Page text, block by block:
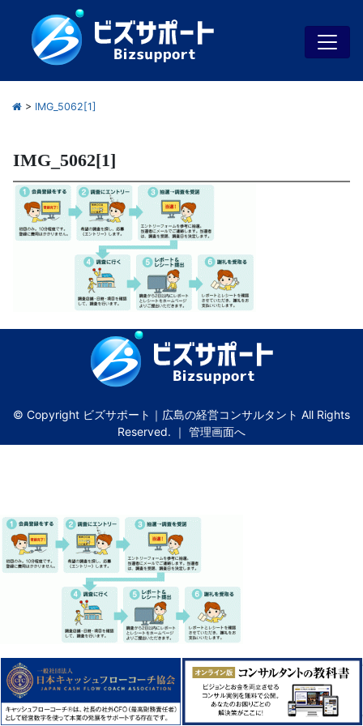
> IMG_5062[1]
IMG_5062[1]
© Copyright ビズサポート｜広島の経営コンサルタント All Rights
Reserved. ｜ 管理画面へ